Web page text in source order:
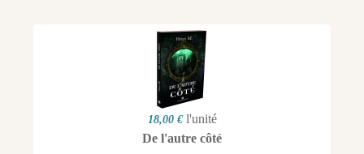
18,00 € l'unité
De l'autre côté